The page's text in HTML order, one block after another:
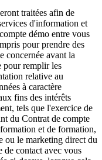
traitées afin de
d'information et
démo entre vous
pour prendre des
concernée avant la
pour remplir les
relative au
à caractère
fins des intérêts
tels que l'exercice de
du Contrat de compte
et de formation,
ou le marketing direct du
de contact avec vous